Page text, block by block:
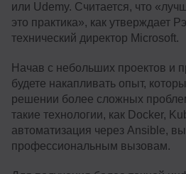
или Udemy. Считается, что
это практика», как утверждает
технический директор Microsoft.
Начав с небольших проектов и
будете накапливать опыт,
решении более сложных
такие технологии, как Docker,
автоматизация через Ansible,
профессиональным вызовам.